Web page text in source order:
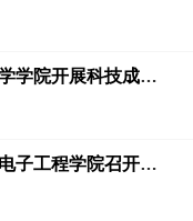
走进院系 | 技术转化研究院赴动物科学学院开展科技成果转化座谈会
走进院系 | 技术转化研究院赴信息与电子工程学院召开科技成果转化座谈会